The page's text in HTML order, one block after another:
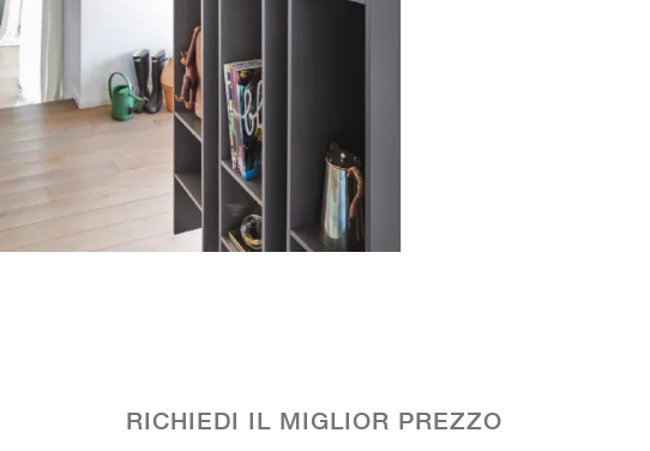
RICHIEDI IL MIGLIOR PREZZO